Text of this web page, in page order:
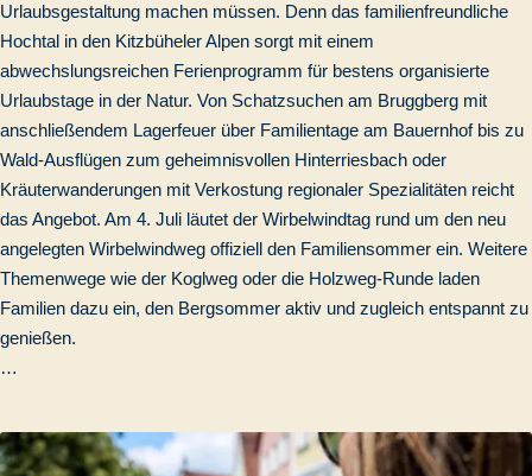
Urlaubsgestaltung machen müssen. Denn das familienfreundliche
Hochtal in den Kitzbüheler Alpen sorgt mit einem
abwechslungsreichen Ferienprogramm für bestens organisierte
Urlaubstage in der Natur. Von Schatzsuchen am Bruggberg mit
anschließendem Lagerfeuer über Familientage am Bauernhof bis zu
Wald-Ausflügen zum geheimnisvollen Hinterriesbach oder
Kräuterwanderungen mit Verkostung regionaler Spezialitäten reicht
das Angebot. Am 4. Juli läutet der Wirbelwindtag rund um den neu
angelegten Wirbelwindweg offiziell den Familiensommer ein. Weitere
Themenwege wie der Koglweg oder die Holzweg-Runde laden
Familien dazu ein, den Bergsommer aktiv und zugleich entspannt zu
genießen.
…